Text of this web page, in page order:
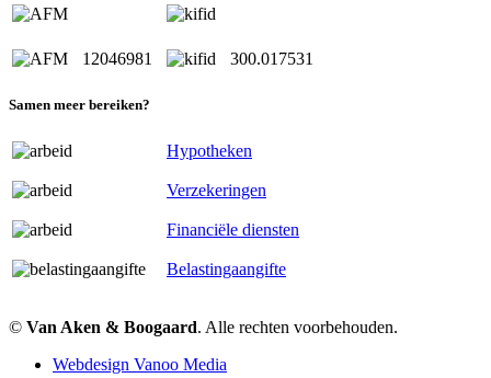
12046981 300.017531
Samen meer bereiken?
Hypotheken
Verzekeringen
Financiële diensten
Belastingaangifte
© Van Aken & Boogaard. Alle rechten voorbehouden.
Webdesign Vanoo Media